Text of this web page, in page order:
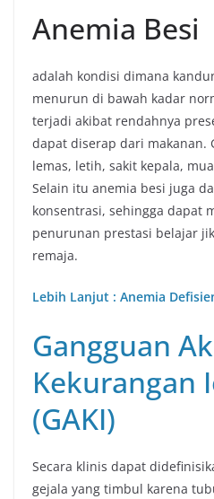
Anemia Besi
adalah kondisi dimana
menurun di bawah kadar
terjadi akibat rendahnya
dapat diserap dari makanan.
lemas, letih, sakit kepala,
Selain itu anemia besi juga
konsentrasi, sehingga dapat
penurunan prestasi belajar
remaja.
Lebih Lanjut : Anemia
Gangguan
Kekurangan
(GAKI)
Secara klinis dapat
gejala yang timbul karena